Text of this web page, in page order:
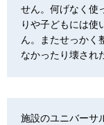
せん。何げなく使
りや子どもには使
ん。またせっかく
なかったり壊され
施設のユニバーサ